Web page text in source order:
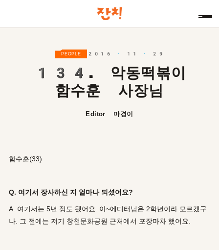
PEOPLE 2016 · 11 · 29
134. 악동떡볶이
함수훈 사장님
Editor 마경이
함수훈(33)
Q. 여기서 장사하신 지 얼마나 되셨어요?
A. 여기서는 5년 정도 됐어요. 아~에디터님은 2학년이라 모르겠구
나. 그 전에는 저기 창천문화공원 근처에서 포장마차 했어요.